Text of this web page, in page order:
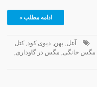
ادامه مطلب »
آغل, پهن, دپوی کود, کتل
مگس خانگی, مگس در گاوداری,